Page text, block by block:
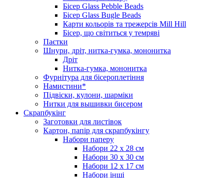
Бісер Glass Pebble Beads
Бісер Glass Bugle Beads
Карти кольорів та трежерсів Mill Hill
Бісер, що світиться у темряві
Паєтки
Шнури, дріт, нитка-гумка, мононитка
Дріт
Нитка-гумка, мононитка
Фурнітура для бісероплетіння
Намистини*
Підвіски, кулони, шарміки
Нитки для вышивки бисером
Скрапбукінг
Заготовки для листівок
Картон, папір для скрапбукінгу
Набори паперу
Набори 22 х 28 см
Набори 30 х 30 см
Набори 12 х 17 см
Набори інші